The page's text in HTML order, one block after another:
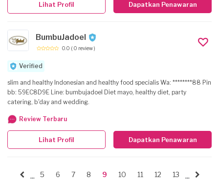
catering nasi box kemudian berkembang dalam fokus bisnis wedding
organizer dengan sistem paket pernikahan juga catering untuk seminar
Dapatkan Penawaran
Lihat Profil
BumbuJadoel
0.0 ( 0 review )
Verified
slim and healthy Indonesian and healthy food specialis Wa: ********88 Pin
bb: 59EC8D9E Line: bumbujadoel Diet mayo, healthy diet, party
catering, b'day and wedding.
Review Terbaru
Dapatkan Penawaran
Lihat Profil
... 5 6 7 8 9 10 11 12 13 ...